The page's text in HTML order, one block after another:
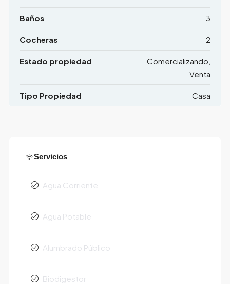
Baños 3
Cocheras 2
Estado propiedad
Comercializando,
Venta
Tipo Propiedad Casa
Servicios
Agua Corriente
Agua Potable
Alumbrado Público
Biodigestor